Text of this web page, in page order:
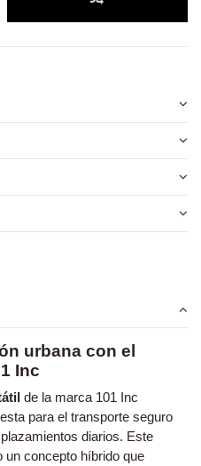
urbana con el
Inc
de la marca 101 Inc
para el transporte seguro
diarios. Este
un concepto híbrido que